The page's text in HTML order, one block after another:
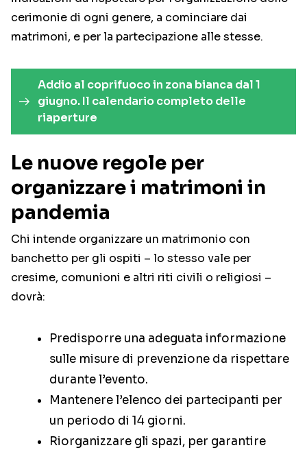
cerimonie di ogni genere, a cominciare dai
matrimoni, e per la partecipazione alle stesse.
Addio al coprifuoco in zona bianca dal 1
giugno. Il calendario completo delle
riaperture
Le nuove regole per
organizzare i matrimoni in
pandemia
Chi intende organizzare un matrimonio con
banchetto per gli ospiti – lo stesso vale per
cresime, comunioni e altri riti civili o religiosi –
dovrà:
Predisporre una adeguata informazione
sulle misure di prevenzione da rispettare
durante l’evento.
Mantenere l’elenco dei partecipanti per
un periodo di 14 giorni.
Riorganizzare gli spazi, per garantire